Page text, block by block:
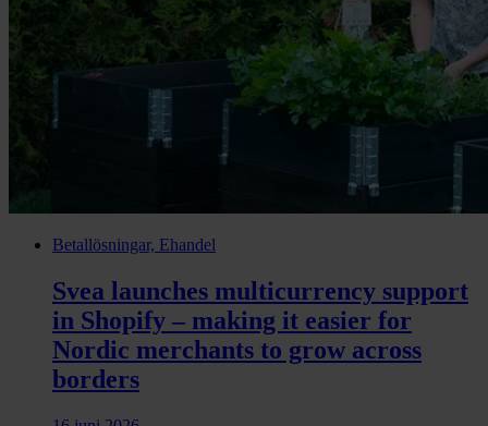
Betallösningar, Ehandel
Svea launches multicurrency support
in Shopify – making it easier for
Nordic merchants to grow across
borders